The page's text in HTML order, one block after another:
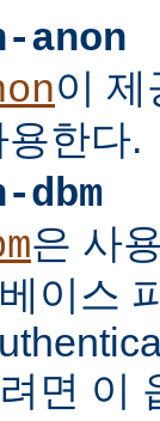
anon
이
한다.
은 사
이스
면 이